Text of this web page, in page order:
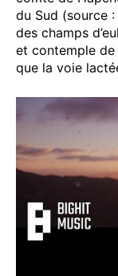
du Sud (source :
des champs
et contemple de
que la voie